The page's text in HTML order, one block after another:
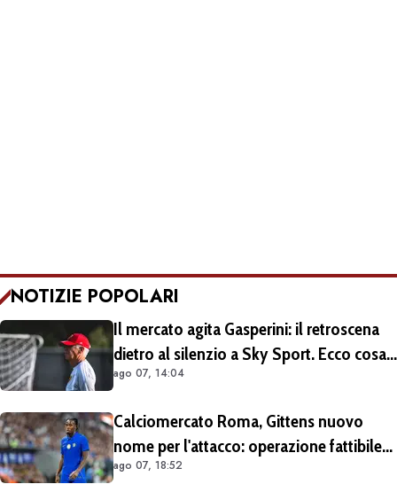
NOTIZIE POPOLARI
Il mercato agita Gasperini: il retroscena
dietro al silenzio a Sky Sport. Ecco cosa
è emerso dal meeting con la proprietà
ago 07, 14:04
Calciomercato Roma, Gittens nuovo
nome per l'attacco: operazione fattibile
solo in prestito
ago 07, 18:52